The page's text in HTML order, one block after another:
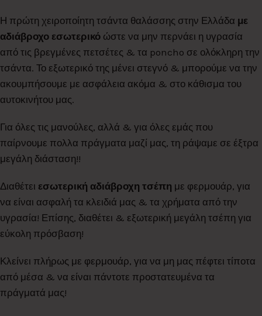
Η πρώτη χειροποίητη τσάντα θαλάσσης στην Ελλάδα με
αδιάβροχο εσωτερικό ώστε να μην περνάει η υγρασία
από τις βρεγμένες πετσέτες & τα poncho σε ολόκληρη την
τσάντα. Το εξωτερικό της μένει στεγνό & μπορούμε να την
ακουμπήσουμε με ασφάλεια ακόμα & στο κάθισμα του
αυτοκινήτου μας.
Για όλες τις μανούλες, αλλά & για όλες εμάς που
παίρνουμε πολλα πράγματα μαζί μας, τη ράψαμε σε έξτρα
μεγάλη διάσταση!!
Διαθέτει εσωτερική αδιάβροχη τσέπη με φερμουάρ, για
να είναι ασφαλή τα κλειδιά μας & τα χρήματα από την
υγρασία! Επίσης, διαθέτει & εξωτερική μεγάλη τσέπη για
εύκολη πρόσβαση!
Κλείνει πλήρως με φερμουάρ, για να μη μας πέφτει τίποτα
από μέσα & να είναι πάντοτε προστατευμένα τα
πράγματά μας!